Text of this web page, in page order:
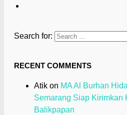
Search for:
RECENT COMMENTS
Atik on MA Al Burhan
Semarang Siap Kirimkan
Balikpapan